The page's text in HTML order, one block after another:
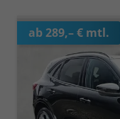
ab 289,– € mtl.